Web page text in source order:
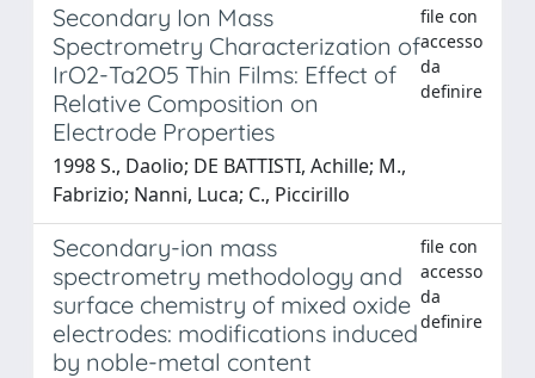
Secondary Ion Mass
Spectrometry Characterization of
IrO2-Ta2O5 Thin Films: Effect of
Relative Composition on
Electrode Properties
file con
accesso
da
definire
1998 S., Daolio; DE BATTISTI, Achille; M.,
Fabrizio; Nanni, Luca; C., Piccirillo
Secondary-ion mass
spectrometry methodology and
surface chemistry of mixed oxide
electrodes: modifications induced
by noble-metal content
file con
accesso
da
definire